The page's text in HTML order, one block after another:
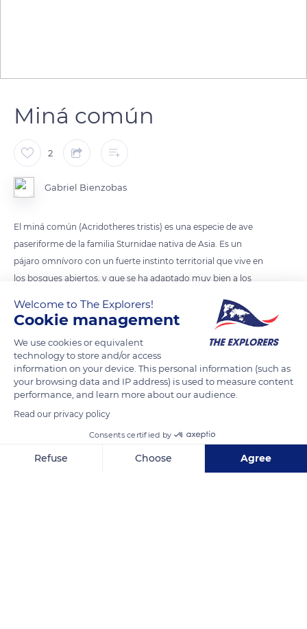
Miná común
2
Gabriel Bienzobas
El miná común (Acridotheres tristis) es una especie de ave
paseriforme de la familia Sturnidae nativa de Asia. Es un
pájaro omnívoro con un fuerte instinto territorial que vive en
los bosques abiertos, y que se ha adaptado muy bien a los
del mundo y su área de distribución está incrementándose.
Las zonas naturales donde se encuentra: Es una especie de
ave nativa de Asia cuyo área de distribución inicial se extendía
desde Irán, toda Asia del Sur (Pakistán, India, Nepal, Bután,
Bangladés y Sri Lanka) además de Turkmenistán, Afganistán,
Kazajistán, Uzbequistán, Malasia, Indochina y el sur de China.
TRANSLATE
Welcome to The Explorers!
Cookie management
We use cookies or equivalent
technology to store and/or access
information on your device. This personal information (such as
your browsing data and IP address) is used to measure content
performance, and learn more about our audience.
Read our privacy policy
Consents certified by
Refuse Choose Agree